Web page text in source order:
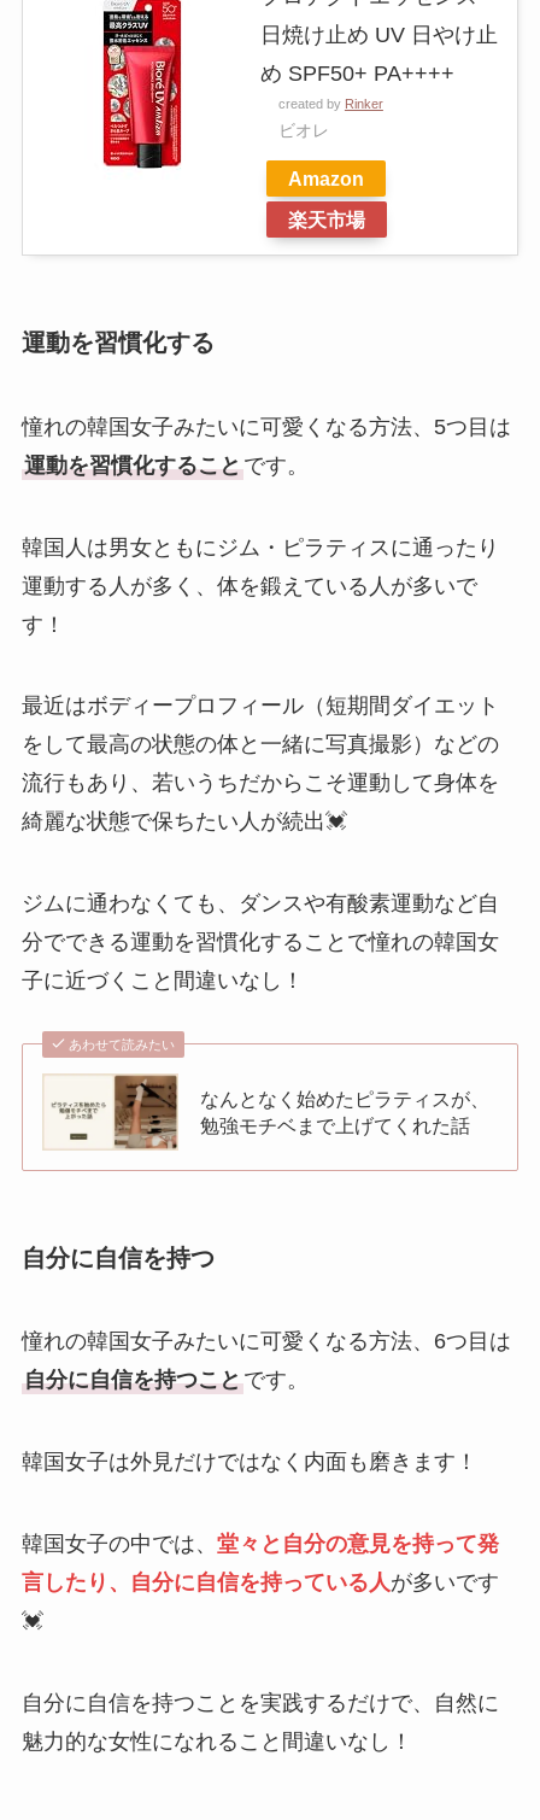
日焼け止め UV 日やけ止
め SPF50+ PA++++
created by Rinker
ビオレ
Amazon
楽天市場
運動を習慣化する
憧れの韓国女子みたいに可愛くなる方法、5つ目は
運動を習慣化することです。
韓国人は男女ともにジム・ピラティスに通ったり
運動する人が多く、体を鍛えている人が多いで
す！
最近はボディープロフィール（短期間ダイエット
をして最高の状態の体と一緒に写真撮影）などの
流行もあり、若いうちだからこそ運動して身体を
綺麗な状態で保ちたい人が続出💓
ジムに通わなくても、ダンスや有酸素運動など自
分でできる運動を習慣化することで憧れの韓国女
子に近づくこと間違いなし！
あわせて読みたい
なんとなく始めたピラティスが、
勉強モチベまで上げてくれた話
自分に自信を持つ
憧れの韓国女子みたいに可愛くなる方法、6つ目は
自分に自信を持つことです。
韓国女子は外見だけではなく内面も磨きます！
韓国女子の中では、 堂々と自分の意見を持って発
言したり、自分に自信を持っている人が多いです
💓
自分に自信を持つことを実践するだけで、自然に
魅力的な女性になれること間違いなし！